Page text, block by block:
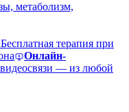
метаболизм,
Бесплатная терапия при
Онлайн-
— из любой